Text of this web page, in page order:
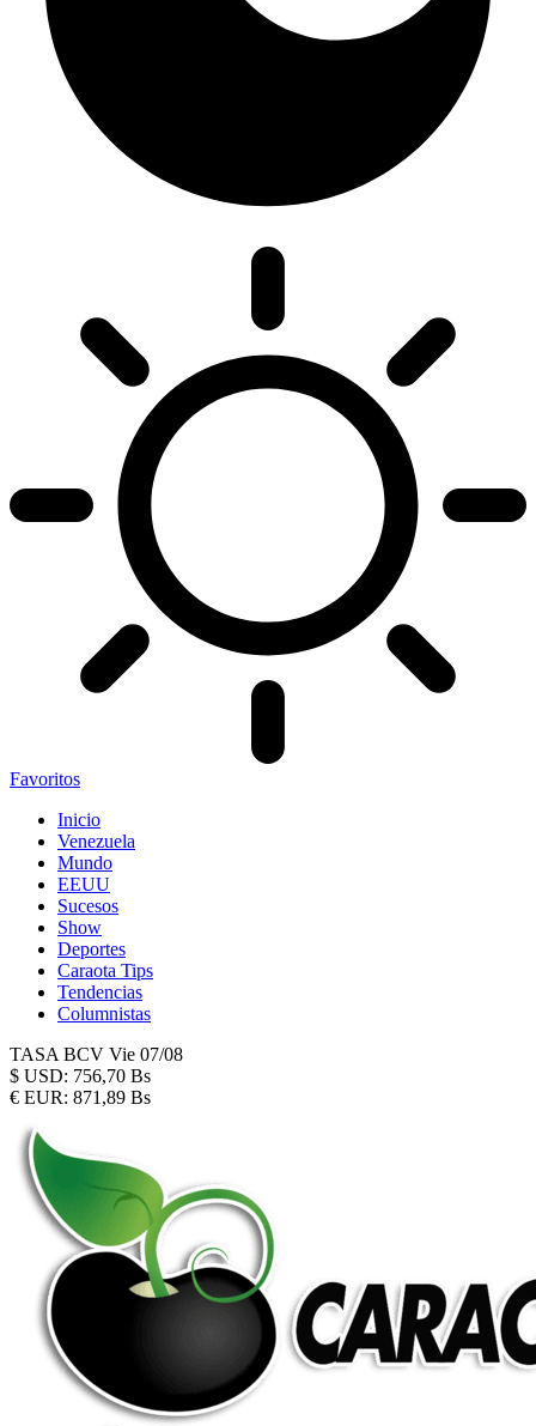
Favoritos
Inicio
Venezuela
Mundo
EEUU
Sucesos
Show
Deportes
Caraota Tips
Tendencias
Columnistas
TASA BCV Vie 07/08
$ USD: 756,70 Bs
€ EUR: 871,89 Bs